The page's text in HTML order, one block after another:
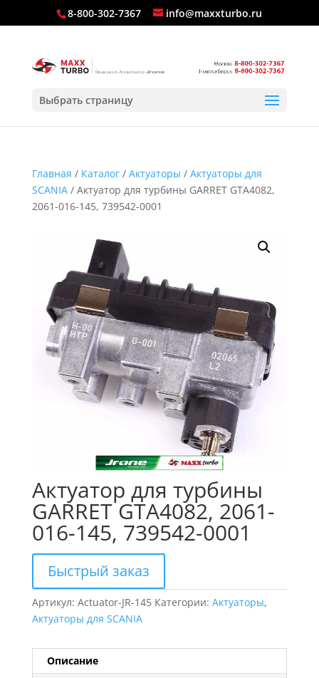
8-800-302-7367 info@maxxturbo.ru
Выбрать страницу
Главная / Каталог/ Актуаторы / Актуаторы для
SCANIA/ Актуатор для турбины GARRET GTA4082,
2061-016-145, 739542-0001
Актуатор для турбины
GARRET GTA4082, 2061-
016-145, 739542-0001
Быстрый заказ
Артикул: Actuator-JR-145 Категории: Актуаторы,
Актуаторы для SCANIA
Описание